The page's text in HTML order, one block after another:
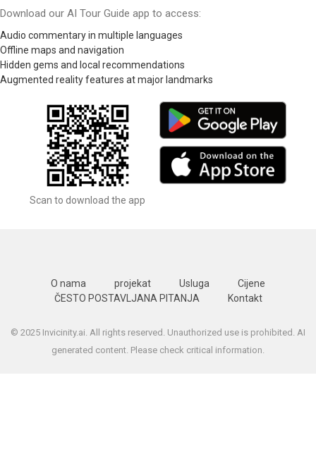
Download our AI Tour Guide app to access:
Audio commentary in multiple languages
Offline maps and navigation
Hidden gems and local recommendations
Augmented reality features at major landmarks
Scan to download the app
O nama projekat Usluga
Cijene
ČESTO POSTAVLJANA PITANJA
Kontakt
© 2025 Invicinity.ai. All rights reserved. Unauthorized use is prohibited. AI
generated content. Please check critical information.